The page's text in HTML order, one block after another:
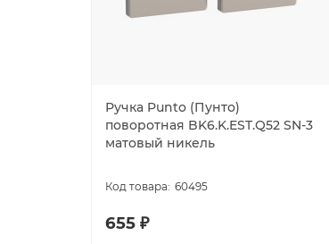
Ручка Punto (Пунто)
поворотная BK6.K.EST.Q52 SN-3
матовый никель
60495
655 ₽